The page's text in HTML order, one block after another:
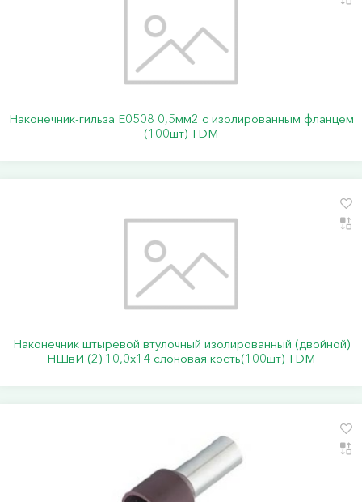
Наконечник-гильза Е0508 0,5мм2 с изолированным фланцем
(100шт) TDM
Наконечник штыревой втулочный изолированный (двойной)
НШвИ (2) 10,0х14 слоновая кость(100шт) TDM